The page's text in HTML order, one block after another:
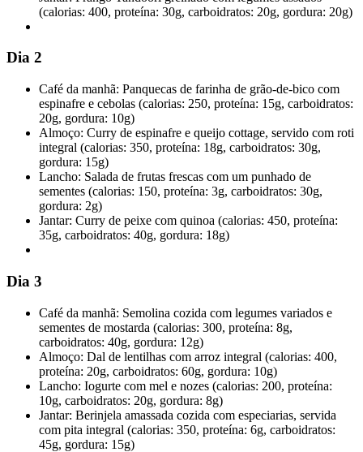
(calorias: 400, proteína: 30g, carboidratos: 20g, gordura: 20g)
Dia 2
Café da manhã: Panquecas de farinha de grão-de-bico com
espinafre e cebolas (calorias: 250, proteína: 15g, carboidratos:
20g, gordura: 10g)
Almoço: Curry de espinafre e queijo cottage, servido com roti
integral (calorias: 350, proteína: 18g, carboidratos: 30g,
gordura: 15g)
Lancho: Salada de frutas frescas com um punhado de
sementes (calorias: 150, proteína: 3g, carboidratos: 30g,
gordura: 2g)
Jantar: Curry de peixe com quinoa (calorias: 450, proteína:
35g, carboidratos: 40g, gordura: 18g)
Dia 3
Café da manhã: Semolina cozida com legumes variados e
sementes de mostarda (calorias: 300, proteína: 8g,
carboidratos: 40g, gordura: 12g)
Almoço: Dal de lentilhas com arroz integral (calorias: 400,
proteína: 20g, carboidratos: 60g, gordura: 10g)
Lancho: Iogurte com mel e nozes (calorias: 200, proteína:
10g, carboidratos: 20g, gordura: 8g)
Jantar: Berinjela amassada cozida com especiarias, servida
com pita integral (calorias: 350, proteína: 6g, carboidratos:
45g, gordura: 15g)